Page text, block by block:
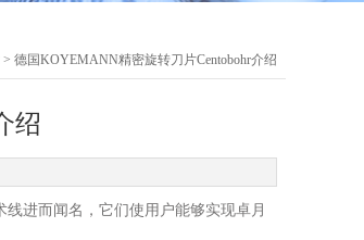
> 德国KOYEMANN精密旋转刀片Centobohr介绍
绍
进而闻名，它们使用户能够实现卓月